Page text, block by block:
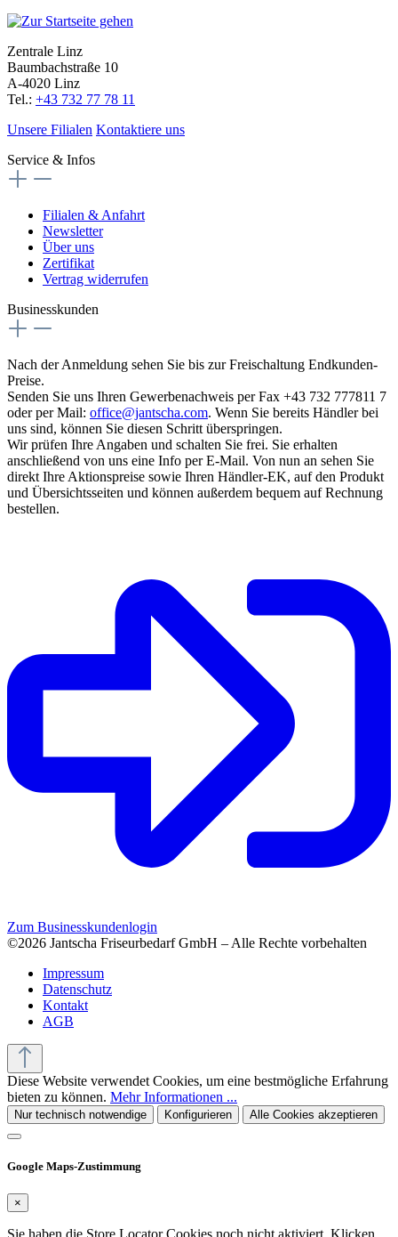
Zentrale Linz
Baumbachstraße 10
A-4020 Linz
Tel.: +43 732 77 78 11
Unsere Filialen Kontaktiere uns
Service & Infos
Filialen & Anfahrt
Newsletter
Über uns
Zertifikat
Vertrag widerrufen
Businesskunden
Nach der Anmeldung sehen Sie bis zur Freischaltung Endkunden-
Preise.
Senden Sie uns Ihren Gewerbenachweis per Fax +43 732 777811 7
oder per Mail: office@jantscha.com. Wenn Sie bereits Händler bei
uns sind, können Sie diesen Schritt überspringen.
Wir prüfen Ihre Angaben und schalten Sie frei. Sie erhalten
anschließend von uns eine Info per E-Mail. Von nun an sehen Sie
direkt Ihre Aktionspreise sowie Ihren Händler-EK, auf den Produkt
und Übersichtsseiten und können außerdem bequem auf Rechnung
bestellen.
Zum Businesskundenlogin
©2026 Jantscha Friseurbedarf GmbH – Alle Rechte vorbehalten
Impressum
Datenschutz
Kontakt
AGB
Diese Website verwendet Cookies, um eine bestmögliche Erfahrung
bieten zu können. Mehr Informationen ...
Nur technisch notwendige Konfigurieren Alle Cookies akzeptieren
Google Maps-Zustimmung
×